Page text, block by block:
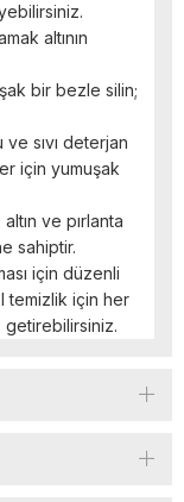
altının
bir bezle silin;
ve sıvı deterjan
için yumuşak
ve pırlanta
sahiptir.
için düzenli
temizlik için her
getirebilirsiniz.